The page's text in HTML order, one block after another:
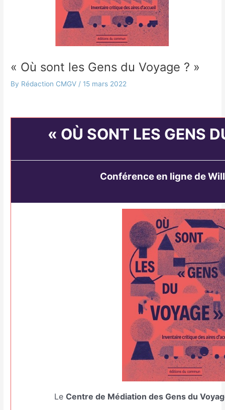
« Où sont les Gens du Voyage ? »
By Rédaction CMGV / 15 mars 2022
« OÙ SONT LES GENS
Conférence en ligne de
LeCentre de Médiation des Gens du